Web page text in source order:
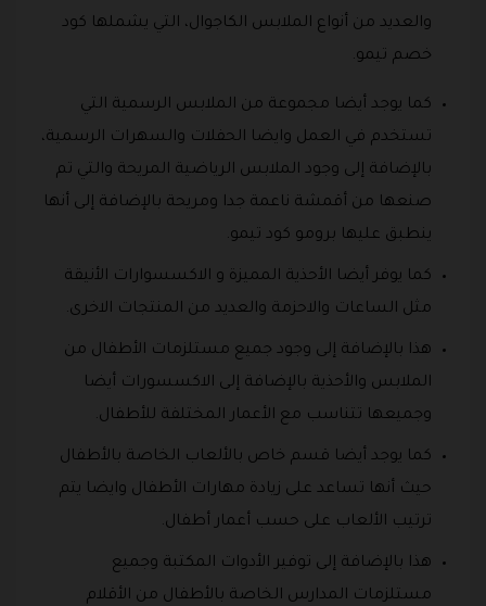
والعديد من أنواع الملابس الكاجوال، التي يشملها كود
خصم تيمو.
كما يوجد أيضا مجموعة من الملابس الرسمية التي
تستخدم في العمل وايضا الحفلات والسهرات الرسمية،
بالإضافة إلى وجود الملابس الرياضية المريحة والتي تم
صنعها من أقمشة ناعمة جدا ومريحة بالإضافة إلى أنها
ينطبق عليها برومو كود تيمو.
كما يوفر أيضا الأحذية المميزة و الاكسسوارات الأنيقة
مثل الساعات والاحزمة والعديد من المنتجات الاخرى.
هذا بالإضافة إلى وجود جميع مستلزمات الأطفال من
الملابس والأحذية بالإضافة إلى الاكسسورات أيضا
وجميعها تتناسب مع الأعمار المختلفة للأطفال.
كما يوجد أيضا قسم خاص بالألعاب الخاصة بالأطفال
حيث أنها تساعد على زيادة مهارات الأطفال وايضا يتم
ترتيب الألعاب على حسب أعمار أطفال.
هذا بالإضافة إلى توفير الأدوات المكتبة وجميع
مستلزمات المدارس الخاصة بالأطفال من الأقلام